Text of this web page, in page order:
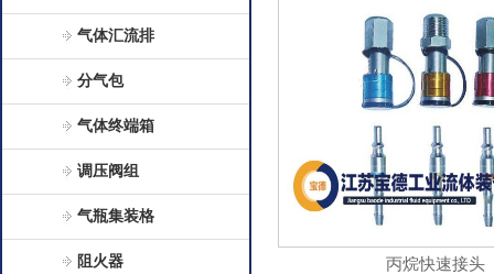
气体汇流排
分气包
气体终端箱
调压阀组
气瓶集装格
阻火器 丙烷快速接头